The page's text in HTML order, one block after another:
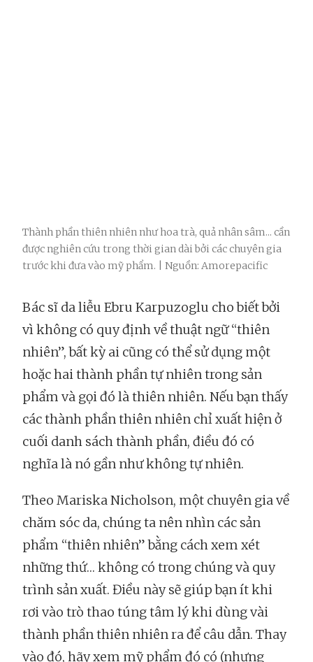
Thành phần thiên nhiên như hoa trà, quả nhân sâm... cần
được nghiên cứu trong thời gian dài bởi các chuyên gia
trước khi đưa vào mỹ phẩm. | Nguồn: Amorepacific
Bác sĩ da liễu Ebru Karpuzoglu cho biết bởi
vì không có quy định về thuật ngữ “thiên
nhiên”, bất kỳ ai cũng có thể sử dụng một
hoặc hai thành phần tự nhiên trong sản
phẩm và gọi đó là thiên nhiên. Nếu bạn thấy
các thành phần thiên nhiên chỉ xuất hiện ở
cuối danh sách thành phần, điều đó có
nghĩa là nó gần như không tự nhiên.
Theo Mariska Nicholson, một chuyên gia về
chăm sóc da, chúng ta nên nhìn các sản
phẩm “thiên nhiên” bằng cách xem xét
những thứ… không có trong chúng và quy
trình sản xuất. Điều này sẽ giúp bạn ít khi
rơi vào trò thao túng tâm lý khi dùng vài
thành phần thiên nhiên ra để câu dẫn. Thay
vào đó, hãy xem mỹ phẩm đó có (nhưng